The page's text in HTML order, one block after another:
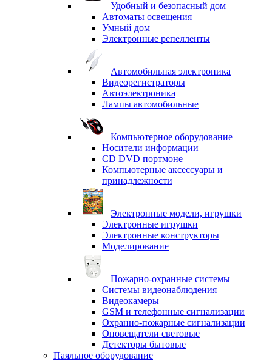
Удобный и безопасный дом
Автоматы освещения
Умный дом
Электронные репелленты
Автомобильная электроника
Видеорегистраторы
Автоэлектроника
Лампы автомобильные
Компьютерное оборудование
Носители информации
CD DVD портмоне
Компьютерные аксессуары и
принадлежности
Электронные модели, игрушки
Электронные игрушки
Электронные конструкторы
Моделирование
Пожарно-охранные системы
Системы видеонаблюдения
Видеокамеры
GSM и телефонные сигнализации
Охранно-пожарные сигнализации
Оповещатели световые
Детекторы бытовые
Паяльное оборудование